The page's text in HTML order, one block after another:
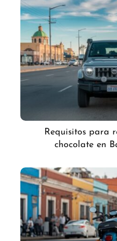
Requisitos para
chocolate en